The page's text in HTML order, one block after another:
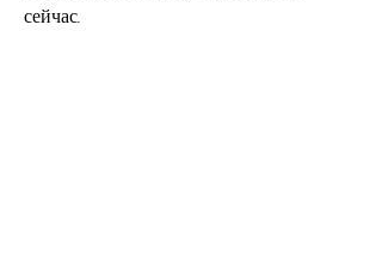
сейчас.